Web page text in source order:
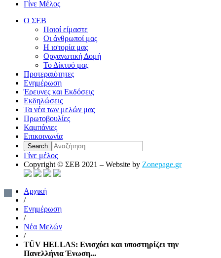
Γίνε Μέλος
Ο ΣΕΒ
Ποιοί είμαστε
Οι άνθρωποί μας
Η ιστορία μας
Οργανωτική Δομή
Το Δίκτυό μας
Προτεραιότητες
Ενημέρωση
Έρευνες και Εκδόσεις
Εκδηλώσεις
Τα νέα των μελών μας
Πρωτοβουλίες
Καμπάνιες
Επικοινωνία
Γίνε μέλος
Copyright © ΣΕΒ 2021 – Website by Zonepage.gr
Αρχική
/
Ενημέρωση
/
Νέα Μελών
/
TÜV HELLAS: Ενισχύει και υποστηρίζει την
Πανελλήνια Ένωση...